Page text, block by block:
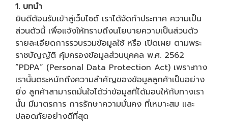
1. บทนำ
ยินดีต้อนรับเข้าสู่เว็บไซต์ เราได้จัดทำประกาศ ความเป็น
ส่วนตัวนี้ เพื่อแจ้งให้ทราบถึงนโยบายความเป็นส่วนตัว
รายละเอียดการรวบรวมข้อมูลใช้ หรือ เปิดเผย ตามพระ
ราชบัญญัติ คุ้มครองข้อมูลส่วนบุคคล พ.ศ. 2562
“PDPA” (Personal Data Protection Act) เพราะทาง
เรานั้นตระหนักถึงความสำคัญของข้อมูลลูกค้าเป็นอย่าง
ยิ่ง ลูกค้าสามารถมั่นใจได้ว่าข้อมูลที่ได้มอบให้กับทางเรา
นั้น มีมาตรการ การรักษาความมั่นคง ที่เหมาะสม และ
ปลอดภัยอย่างดีที่สุด